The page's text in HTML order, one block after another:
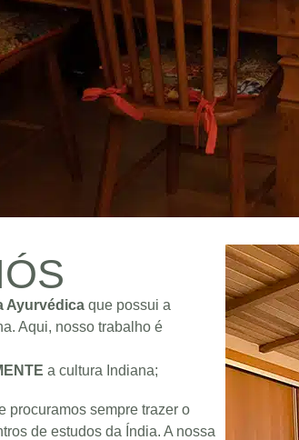
Ayurvédica que possui a
Aqui, nosso trabalho é
a cultura Indiana;
procuramos sempre trazer o
de estudos da Índia. A nossa